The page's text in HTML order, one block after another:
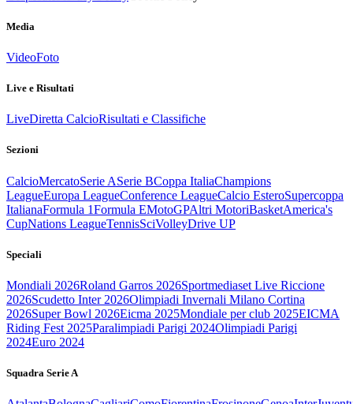
Media
VideoFoto
Live e Risultati
LiveDiretta CalcioRisultati e Classifiche
Sezioni
CalcioMercatoSerie ASerie BCoppa ItaliaChampions
LeagueEuropa LeagueConference LeagueCalcio EsteroSupercoppa
ItalianaFormula 1Formula EMotoGPAltri MotoriBasketAmerica's
CupNations LeagueTennisSciVolleyDrive UP
Speciali
Mondiali 2026Roland Garros 2026Sportmediaset Live Riccione
2026Scudetto Inter 2026Olimpiadi Invernali Milano Cortina
2026Super Bowl 2026Eicma 2025Mondiale per club 2025EICMA
Riding Fest 2025Paralimpiadi Parigi 2024Olimpiadi Parigi
2024Euro 2024
Squadra Serie A